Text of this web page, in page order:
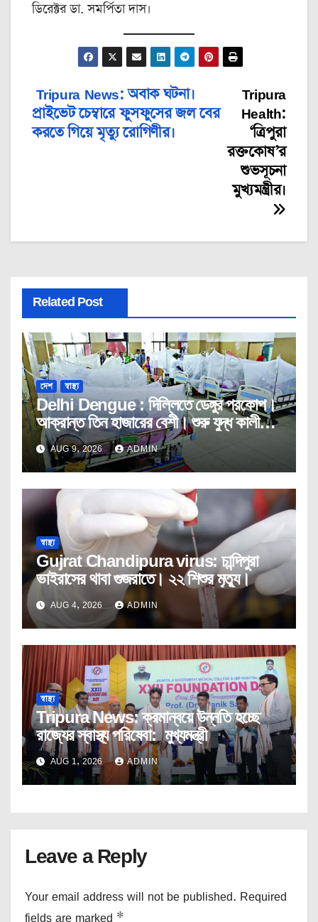
ডিরেক্টর ডা. সমর্পিতা দাস।
Post
navigation
Tripura
Health:
‘ত্রিপুরা
রক্তকোষ’র
শুভসূচনা
মুখ্যমন্ত্রীর।
Tripura News: অবাক ঘটনা।
প্রাইভেট চেম্বারে ফুসফুসের জল বের
করতে গিয়ে মৃত্যু রোগিণীর।
Related Post
দেশ স্বাস্থ্য
Delhi Dengue : দিল্লিতে ডেঙ্গুর প্রকোপ।
আক্রান্ত তিন হাজারের বেশী। শুরু যুদ্ধ কালীন
তৎপরতা।
AUG 9, 2026 ADMIN
স্বাস্থ্য
Gujrat Chandipura virus: চান্দিপুরা
ভাইরাসের থাবা গুজরাতে। ২২ শিশুর মৃত্যু।
AUG 4, 2026 ADMIN
স্বাস্থ্য
Tripura News: ক্রমান্বয়ে উন্নতি হচ্ছে
রাজ্যের স্বাস্থ্য পরিষেবা: মুখ্যমন্ত্রী
AUG 1, 2026 ADMIN
Leave a Reply
Your email address will not be published. Required
fields are marked *